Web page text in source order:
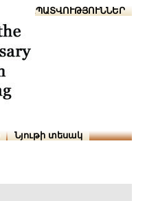
ՆԱԽԱՊԱՏՎՈՒԹՅՈՒՆՆԵՐ
Նյութի տեսակ